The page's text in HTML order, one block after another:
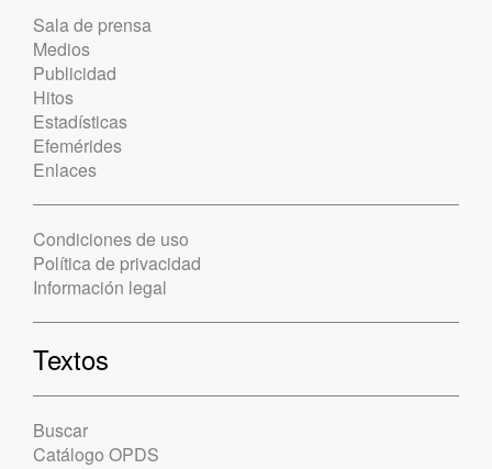
Sala de prensa
Medios
Publicidad
Hitos
Estadísticas
Efemérides
Enlaces
Condiciones de uso
Política de privacidad
Información legal
Textos
Buscar
Catálogo OPDS